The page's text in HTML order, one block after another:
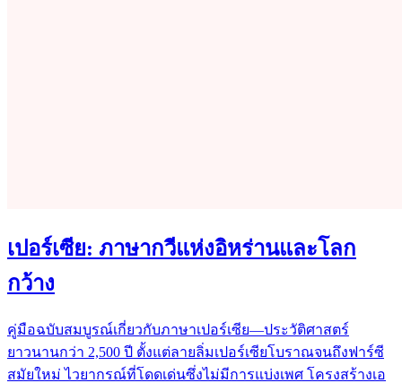
เปอร์เซีย: ภาษากวีแห่งอิหร่านและโลก
กว้าง
คู่มือฉบับสมบูรณ์เกี่ยวกับภาษาเปอร์เซีย—ประวัติศาสตร์
ยาวนานกว่า 2,500 ปี ตั้งแต่ลายลิ่มเปอร์เซียโบราณจนถึงฟาร์ซี
สมัยใหม่ ไวยากรณ์ที่โดดเด่นซึ่งไม่มีการแบ่งเพศ โครงสร้างเอ